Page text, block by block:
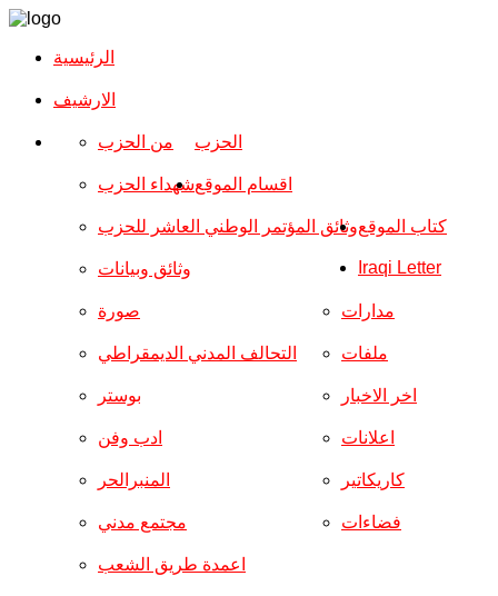
الرئيسية
الارشیف
الحزب من الحزب
شهداء الحزب
وثائق المؤتمر الوطني العاشر للحزب
وثائق وبيانات
اقسام الموقع
صورة
التحالف المدني الديمقراطي
بوستر
ادب وفن
المنبرالحر
مجتمع مدني
مدارات
ملفات
اخر الاخبار
اعلانات
كاريكاتير
فضاءات
اعمدة طريق الشعب
كتاب الموقع
Iraqi Letter